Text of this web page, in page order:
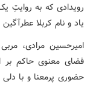
رویدادی که به روایتِ
یاد و نام کربلا
امیرحسین مرادی،
فضای معنوی حاکم بر
حضوری پرمعنا و با